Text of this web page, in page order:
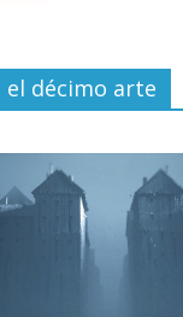
el décimo arte